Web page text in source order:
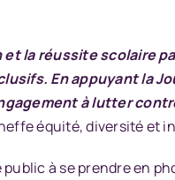
la réussite scolaire
En appuyant la
à lutter
équité, diversité et
à se prendre en